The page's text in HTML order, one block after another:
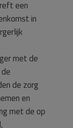
een
in
met de
de zorg
en
met de op